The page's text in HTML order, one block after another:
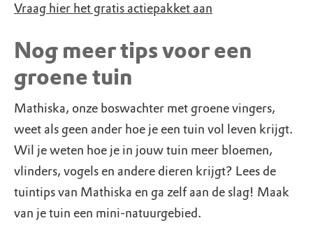
Vraag hier het gratis actiepakket aan
Nog meer tips voor een
groene tuin
Mathiska, onze boswachter met groene vingers,
weet als geen ander hoe je een tuin vol leven krijgt.
Wil je weten hoe je in jouw tuin meer bloemen,
vlinders, vogels en andere dieren krijgt? Lees de
tuintips van Mathiska en ga zelf aan de slag! Maak
van je tuin een mini-natuurgebied.